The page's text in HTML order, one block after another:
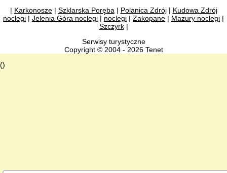
| Karkonosze| Szklarska Poręba| Polanica Zdrój| Kudowa Zdrój
noclegi | Jelenia Góra noclegi | noclegi | Zakopane | Mazury noclegi |
Szczyrk|
Serwisy turystyczne
Copyright © 2004 - 2026 Tenet
()